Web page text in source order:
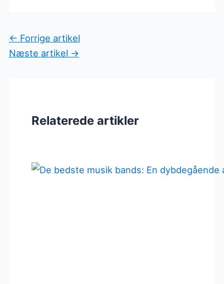
← Forrige artikel
Næste artikel →
Relaterede artikler